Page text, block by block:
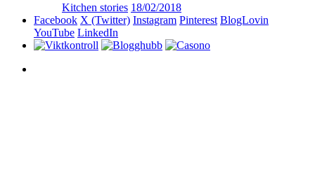
Kitchen stories 18/02/2018
Facebook X (Twitter) Instagram Pinterest BlogLovin
YouTube LinkedIn